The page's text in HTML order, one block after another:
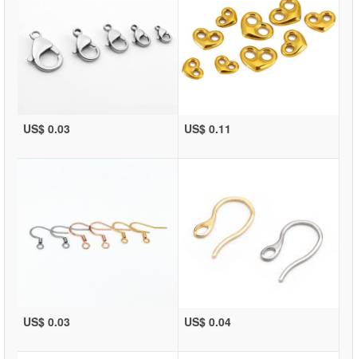
US$ 0.03 US$ 0.11
US$ 0.03 US$ 0.04